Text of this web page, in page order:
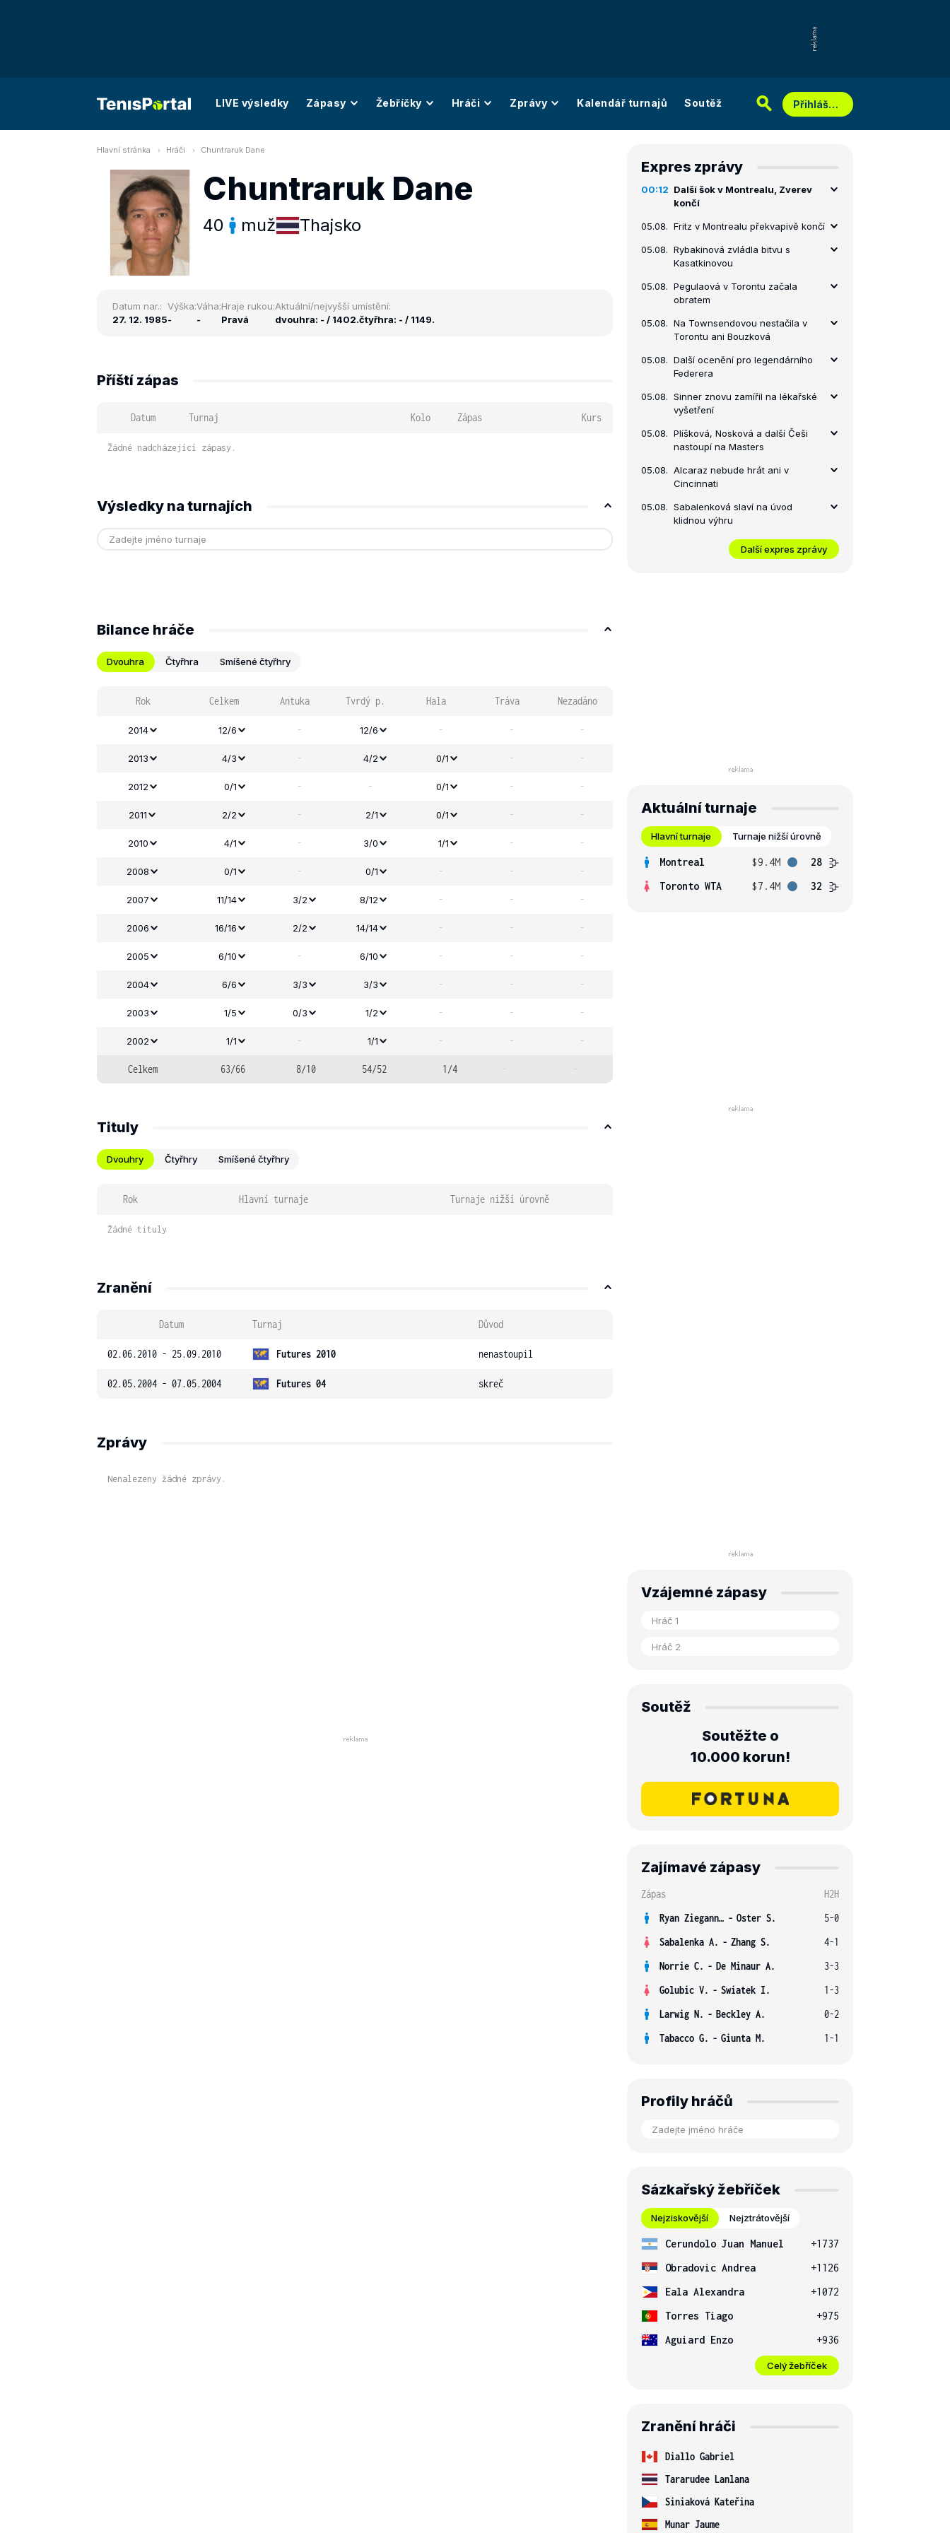
LIVE výsledky Zápasy Žebříčky Hráči Zprávy Kalendář turnajů Soutěž Přihlášení
Hlavní stránka Hráči Chuntraruk Dane
Chuntraruk Dane
40 muž Thajsko
Datum nar.:
27. 12. 1985
Výška:
-
Váha:
-
Hraje rukou:
Pravá
Aktuální/nejvyšší umístění:
dvouhra: - / 1402.čtyřhra: - / 1149.
Příští zápas
Datum Turnaj Kolo Zápas Kurs
Žádné nadcházející zápasy.
Výsledky na turnajích
Bilance hráče
Dvouhra Čtyřhra Smíšené čtyřhry
Rok Celkem Antuka Tvrdý p. Hala Tráva Nezadáno
2014 12/6 - 12/6 - - -
2013 4/3 - 4/2 0/1 - -
2012 0/1 - - 0/1 - -
2011 2/2 - 2/1 0/1 - -
2010 4/1 - 3/0 1/1 - -
2008 0/1 - 0/1 - - -
2007 11/14 3/2 8/12 - - -
2006 16/16 2/2 14/14 - - -
2005 6/10 - 6/10 - - -
2004 6/6 3/3 3/3 - - -
2003 1/5 0/3 1/2 - - -
2002 1/1 - 1/1 - - -
Celkem 63/66 8/10 54/52 1/4 - -
Tituly
Dvouhry Čtyřhry Smíšené čtyřhry
Rok Hlavní turnaje Turnaje nižší úrovně
Žádné tituly
Zranění
Datum Turnaj Důvod
02.06.2010 - 25.09.2010 Futures 2010 nenastoupil
02.05.2004 - 07.05.2004 Futures 04 skreč
Zprávy
Nenalezeny žádné zprávy.
Expres zprávy
00:12 Další šok v Montrealu, Zverev
končí
05.08. Fritz v Montrealu překvapivě končí
05.08. Rybakinová zvládla bitvu s
Kasatkinovou
05.08. Pegulaová v Torontu začala
obratem
05.08. Na Townsendovou nestačila v
Torontu ani Bouzková
05.08. Další ocenění pro legendárního
Federera
05.08. Sinner znovu zamířil na lékařské
vyšetření
05.08. Plíšková, Nosková a další Češi
nastoupí na Masters
05.08. Alcaraz nebude hrát ani v
Cincinnati
05.08. Sabalenková slaví na úvod
klidnou výhru
Další expres zprávy
Aktuální turnaje
Hlavní turnaje Turnaje nižší úrovně
Montreal $9.4M
28
Toronto WTA
$7.4M 32
Vzájemné zápasy
Soutěž
Soutěžte o
10.000 korun!
Zajímavé zápasy
Zápas
H2H
Ryan Ziegann S. - Oster S.
5-0
Sabalenka A. - Zhang S.
4-1
Norrie C. - De Minaur A.
3-3
Golubic V. - Swiatek I.
1-3
Larwig N. - Beckley A.
0-2
Tabacco G. - Giunta M. 1-1
Profily hráčů
Sázkařský žebříček
Nejziskovější Nejztrátovější
Cerundolo Juan Manuel
+1737
Obradovic Andrea
+1126
Eala Alexandra
+1072
Torres Tiago
+975
Aguiard Enzo
+936
Celý žebříček
Zranění hráči
Diallo Gabriel
Tararudee Lanlana
Siniaková Kateřina
Munar Jaume